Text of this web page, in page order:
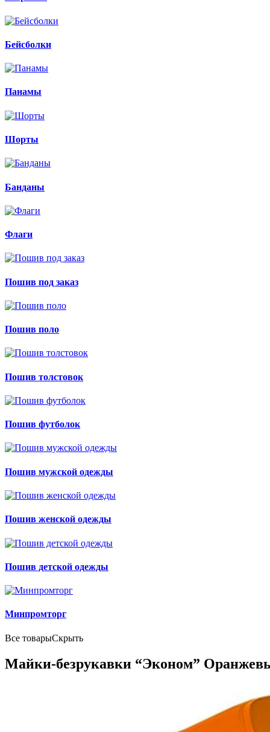
Бейсболки
Панамы
Шорты
Банданы
Флаги
Пошив под заказ
Пошив поло
Пошив толстовок
Пошив футболок
Пошив мужской одежды
Пошив женской одежды
Пошив детской одежды
Минпромторг
Все товарыСкрыть
Майки-безрукавки “Эконом”